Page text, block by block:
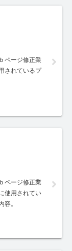
ページ修正業
されているプ
ページ修正業
使用されてい
容。